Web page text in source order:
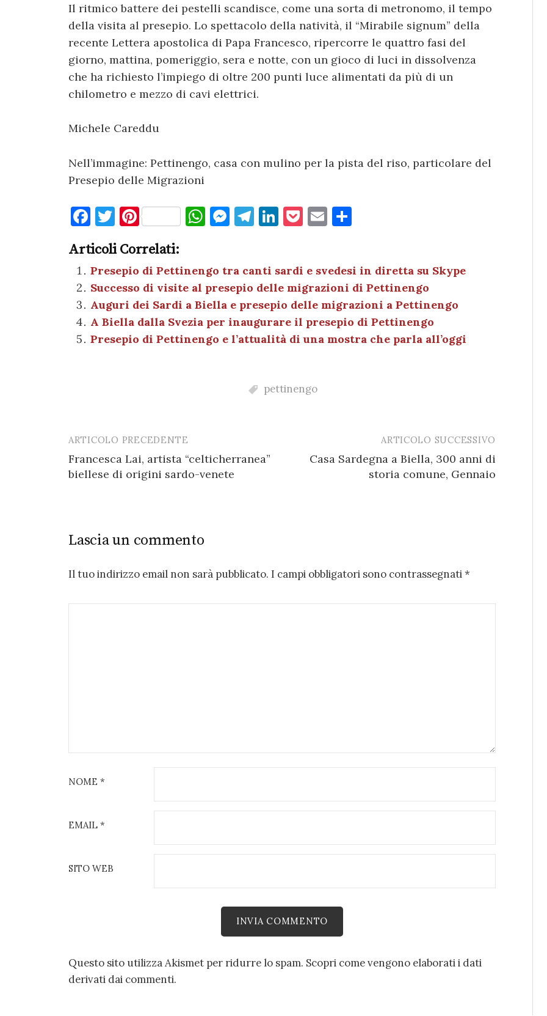
Il ritmico battere dei pestelli scandisce, come una sorta di metronomo, il tempo
della visita al presepio. Lo spettacolo della natività, il “Mirabile signum” della
recente Lettera apostolica di Papa Francesco, ripercorre le quattro fasi del
giorno, mattina, pomeriggio, sera e notte, con un gioco di luci in dissolvenza
che ha richiesto l’impiego di oltre 200 punti luce alimentati da più di un
chilometro e mezzo di cavi elettrici.
Michele Careddu
Nell’immagine: Pettinengo, casa con mulino per la pista del riso, particolare del
Presepio delle Migrazioni
F
c
e
b
o
o
T
it
te
r
Pi
er
es
t
W
s
A
p
p
M
n
g
er
T
gr
a
m
Li
e
dI
n
P
k
et
E
l di
vi
di
Articoli Correlati:
Presepio di Pettinengo tra canti sardi e svedesi in diretta su Skype
Successo di visite al presepio delle migrazioni di Pettinengo
Auguri dei Sardi a Biella e presepio delle migrazioni a Pettinengo
A Biella dalla Svezia per inaugurare il presepio di Pettinengo
Presepio di Pettinengo e l’attualità di una mostra che parla all’oggi
pettinengo
Post
navigation
ARTICOLO PRECEDENTE
Francesca Lai, artista “celticherranea”
biellese di origini sardo-venete
ARTICOLO SUCCESSIVO
Casa Sardegna a Biella, 300 anni di
storia comune, Gennaio
Lascia un commento
Il tuo indirizzo email non sarà pubblicato. I campi obbligatori sono contrassegnati*
NOME *
EMAIL *
SITO WEB
Questo sito utilizza Akismet per ridurre lo spam. Scopri come vengono elaborati i dati
derivati dai commenti.